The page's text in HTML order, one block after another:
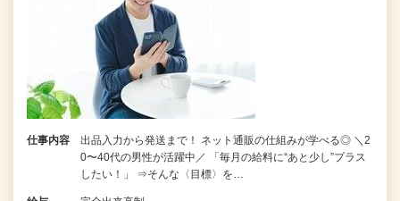
仕事内容
出品入力から発送まで！ ネット通販の仕組みが学べる◎ ＼2
0〜40代の男性が活躍中／ 「毎月の給料に“あと少し”プラス
したい！」 ⇒そんな〈目標〉を…